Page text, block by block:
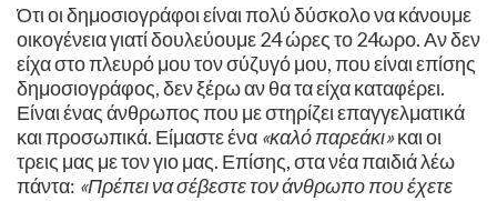
Ότι οι δημοσιογράφοι είναι πολύ δύσκολο να κάνουμε
οικογένεια γιατί δουλεύουμε 24 ώρες το 24ωρο. Αν δεν
είχα στο πλευρό μου τον σύζυγό μου, που είναι επίσης
δημοσιογράφος, δεν ξέρω αν θα τα είχα καταφέρει.
Είναι ένας άνθρωπος που με στηρίζει επαγγελματικά
και προσωπικά. Είμαστε ένα «καλό παρεάκι»και οι
τρεις μας με τον γιο μας. Επίσης, στα νέα παιδιά λέω
πάντα: «Πρέπει να σέβεστε τον άνθρωπο που έχετε